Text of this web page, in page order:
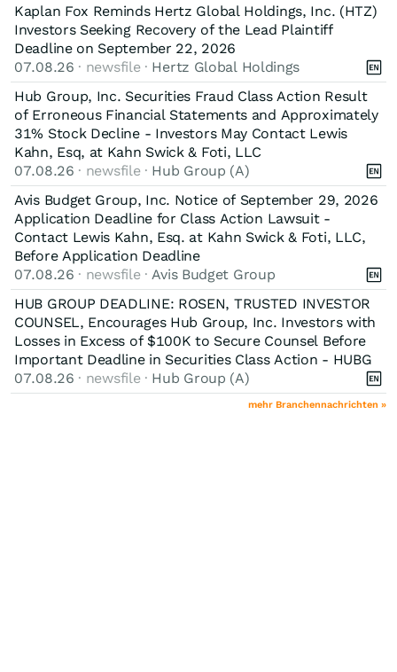
Kaplan Fox Reminds Hertz Global Holdings, Inc. (HTZ)
Investors Seeking Recovery of the Lead Plaintiff
Deadline on September 22, 2026
07.08.26 · newsfile · Hertz Global Holdings
Hub Group, Inc. Securities Fraud Class Action Result
of Erroneous Financial Statements and Approximately
31% Stock Decline - Investors May Contact Lewis
Kahn, Esq, at Kahn Swick & Foti, LLC
07.08.26 · newsfile · Hub Group (A)
Avis Budget Group, Inc. Notice of September 29, 2026
Application Deadline for Class Action Lawsuit -
Contact Lewis Kahn, Esq. at Kahn Swick & Foti, LLC,
Before Application Deadline
07.08.26 · newsfile · Avis Budget Group
HUB GROUP DEADLINE: ROSEN, TRUSTED INVESTOR
COUNSEL, Encourages Hub Group, Inc. Investors with
Losses in Excess of $100K to Secure Counsel Before
Important Deadline in Securities Class Action - HUBG
07.08.26 · newsfile · Hub Group (A)
mehr Branchennachrichten »